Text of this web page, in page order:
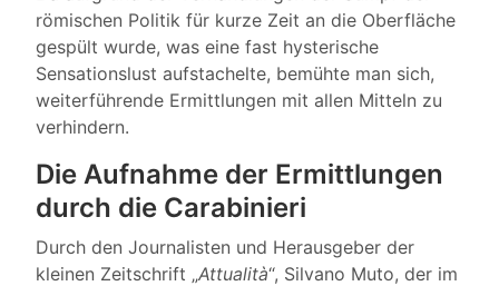
römischen Politik für kurze Zeit an die Oberfläche
gespült wurde, was eine fast hysterische
Sensationslust aufstachelte, bemühte man sich,
weiterführende Ermittlungen mit allen Mitteln zu
verhindern.
Die Aufnahme der Ermittlungen
durch die Carabinieri
Durch den Journalisten und Herausgeber der
kleinen Zeitschrift „Attualità“, Silvano Muto, der im